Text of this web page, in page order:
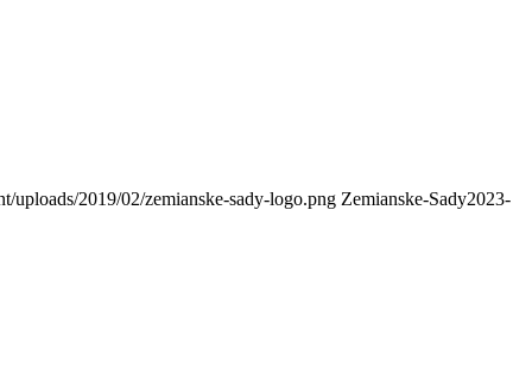
uploads/2019/02/zemianske-sady-logo.png Zemianske-Sady2023-